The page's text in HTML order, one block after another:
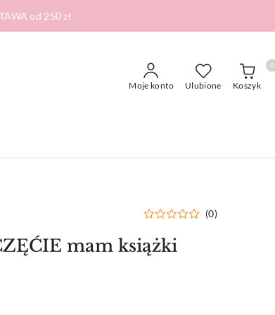
od 250 zł
Moje konto Ulubione Koszyk
0
(0)
mam książki